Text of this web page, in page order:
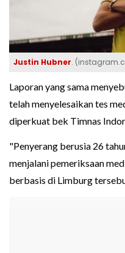
Justin Hubner.
Laporan yang sama
telah menyelesaikan tes
diperkuat bek Timnas
"Penyerang berusia 26
menjalani pemeriksaan
berbasis di Limburg